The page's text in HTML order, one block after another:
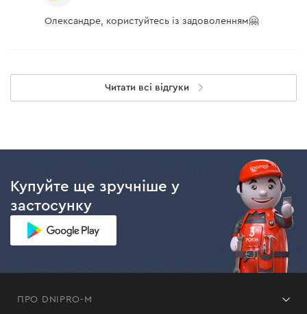
Олександре, користуйтесь із задоволенням🤗
Читати всі відгуки
Купуйте ще зручніше у
застосунку
ПРО DNIPRO-M